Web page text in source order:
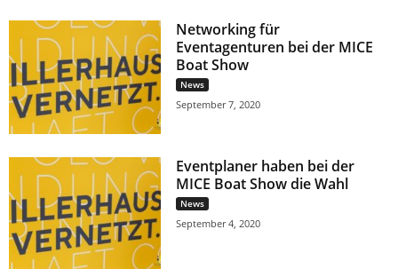
Networking für
Eventagenturen bei der MICE
Boat Show
News
September 7, 2020
Eventplaner haben bei der
MICE Boat Show die Wahl
News
September 4, 2020